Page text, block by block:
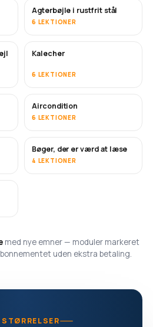
Agterbøjle i rustfrit stål
6 LEKTIONER
Kalecher
6 LEKTIONER
SNART
Aircondition
6 LEKTIONER
SNART
Bøger, der er værd at læse
4 LEKTIONER
med nye emner — moduler markeret
uden ekstra betaling.
STØRRELSER